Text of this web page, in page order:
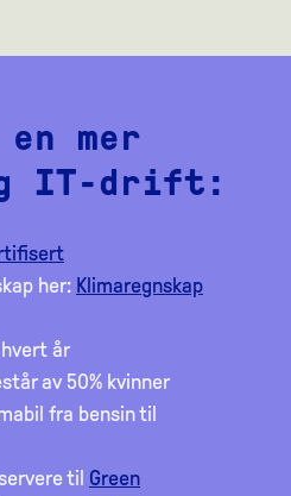
mer
IT-drift:
her: Klimaregnskap
år
av 50% kvinner
fra bensin til
til Green